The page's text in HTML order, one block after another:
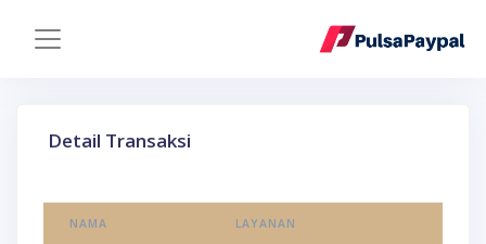
Detail Transaksi
NAMA LAYANAN